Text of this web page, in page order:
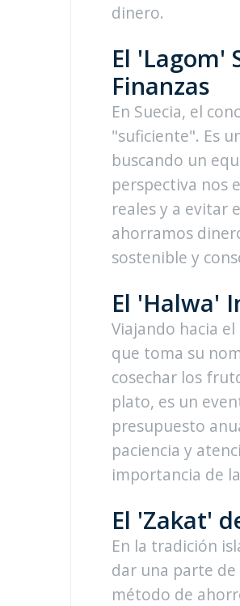
dinero.
El 'Lagom'
Finanzas
En Suecia, el
"suficiente". Es
buscando un
perspectiva nos
reales y a evitar
ahorramos
sostenible y
El 'Halwa'
Viajando hacia
que toma su
cosechar los
plato, es un
presupuesto
paciencia y
importancia de
El 'Zakat'
En la tradición
dar una parte de
método de